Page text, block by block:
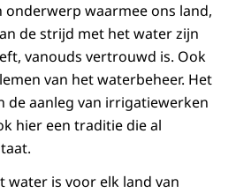
onderwerp waarmee ons land,
de strijd met het water zijn
vanouds vertrouwd is. Ook
van het waterbeheer. Het
de aanleg van irrigatiewerken
hier een traditie die al
water is voor elk land van